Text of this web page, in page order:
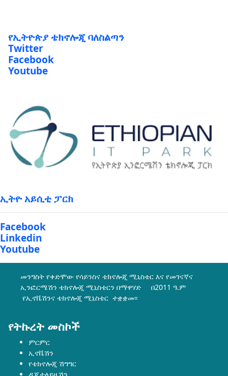
የኢትዮጵያ ቴክኖሎጂ ባለስልጣን
Twitter
Facebook
Youtube
ኢትዮ አይሲቲ ፓርክ
Facebook
Linkedin
Youtube
መንግስት የቀድሞው የሳይንስና ቴክኖሎጂ ሚኒስቴር እና የመገናኛና
ኢንፎርሜሽን ቴክኖሎጂ ሚኒስቴርን በማዋሃድ በ2011 ዓ.ም
የኢኖቬሽንና ቴክኖሎጂ ሚኒስቴር ተቋቋመ፡፡
የትኩረት መስኮች
ምርምር
ኢኖቬሽን
የቴክኖሎጂ ሽግግር